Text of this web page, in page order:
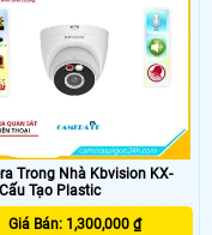
KX-AF2003L-DL-A-VN là sự
hoàn hảo giữa độ phân giải
lượng hình ảnh tốt và tính
trội
Trong Nhà Kbvision KX-
C22L Cấu Tạo Plastic
Giá Bán: 1,300,000 ₫